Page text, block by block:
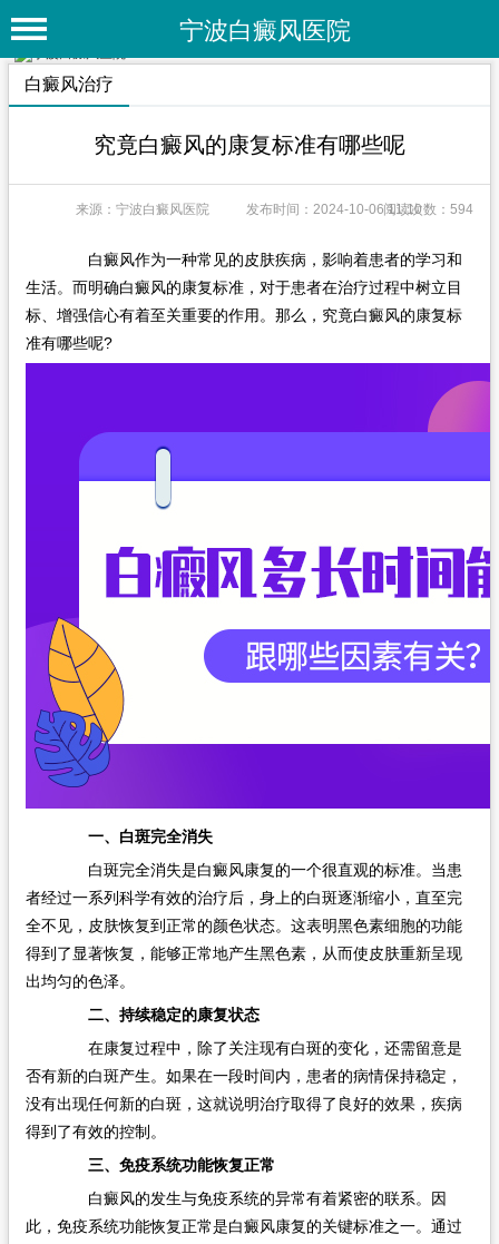
宁波白癜风医院
首 页
专家团队
特色疗法
白癜风常识
白癜风人群
白癜风类型
在线问诊
白癜风治疗
究竟白癜风的康复标准有哪些呢
来源：宁波白癜风医院 发布时间：2024-10-06 11:10阅读次数：594
白癜风作为一种常见的皮肤疾病，影响着患者的学习和
生活。而明确白癜风的康复标准，对于患者在治疗过程中树立目
标、增强信心有着至关重要的作用。那么，究竟白癜风的康复标
准有哪些呢?
一、白斑完全消失
白斑完全消失是白癜风康复的一个很直观的标准。当患
者经过一系列科学有效的治疗后，身上的白斑逐渐缩小，直至完
全不见，皮肤恢复到正常的颜色状态。这表明黑色素细胞的功能
得到了显著恢复，能够正常地产生黑色素，从而使皮肤重新呈现
出均匀的色泽。
二、持续稳定的康复状态
在康复过程中，除了关注现有白斑的变化，还需留意是
否有新的白斑产生。如果在一段时间内，患者的病情保持稳定，
没有出现任何新的白斑，这就说明治疗取得了良好的效果，疾病
得到了有效的控制。
三、免疫系统功能恢复正常
白癜风的发生与免疫系统的异常有着紧密的联系。因
此，免疫系统功能恢复正常是白癜风康复的关键标准之一。通过